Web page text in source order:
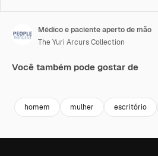
Médico e paciente aperto de mão
The Yuri Arcurs Collection
Você também pode gostar de
homem mulher escritório